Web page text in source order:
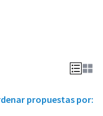
propuestas por: